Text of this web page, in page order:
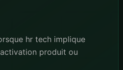
hr tech implique
produit ou